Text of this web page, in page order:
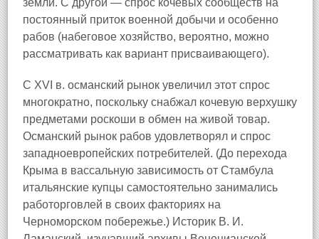
земли. С другой — спрос кочевых сообществ на
постоянный приток военной добычи и особенно
рабов (набеговое хозяйство, вероятно, можно
рассматривать как вариант присваивающего).
С XVI в. османский рынок увеличил этот спрос
многократно, поскольку снабжал кочевую верхушку
предметами роскоши в обмен на живой товар.
Османский рынок рабов удовлетворял и спрос
западноевропейских потребителей. (До перехода
Крыма в вассальную зависимость от Стамбула
итальянские купцы самостоятельно занимались
работорговлей в своих факториях на
Черноморском побережье.) Историк В. И.